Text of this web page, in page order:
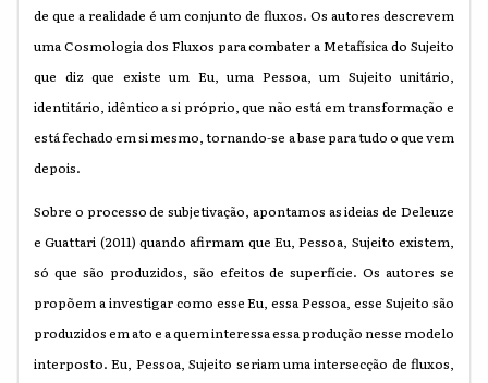
de que a realidade é um conjunto de fluxos. Os autores descrevem
uma Cosmologia dos Fluxos para combater a Metafísica do Sujeito
que diz que existe um Eu, uma Pessoa, um Sujeito unitário,
identitário, idêntico a si próprio, que não está em transformação e
está fechado em si mesmo, tornando-se a base para tudo o que vem
depois.
Sobre o processo de subjetivação, apontamos as ideias de Deleuze
e Guattari (2011) quando afirmam que Eu, Pessoa, Sujeito existem,
só que são produzidos, são efeitos de superfície. Os autores se
propõem a investigar como esse Eu, essa Pessoa, esse Sujeito são
produzidos em ato e a quem interessa essa produção nesse modelo
interposto. Eu, Pessoa, Sujeito seriam uma intersecção de fluxos,